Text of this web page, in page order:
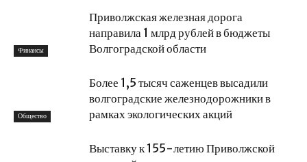
Финансы
Приволжская железная дорога
направила 1 млрд рублей в бюджеты
Волгоградской области
Общество
Более 1,5 тысяч саженцев высадили
волгоградские железнодорожники в
рамках экологических акций
Выставку к 155-летию Приволжской